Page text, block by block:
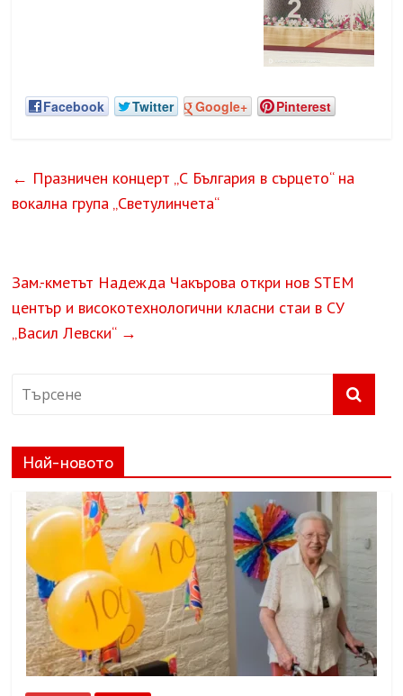
Facebook Twitter Google+ Pinterest
← Празничен концерт „С България в сърцето“ на
вокална група „Светулинчета“
Зам.-кметът Надежда Чакърова откри нов STEM
център и високотехнологични класни стаи в СУ
„Васил Левски“ →
Най-новото